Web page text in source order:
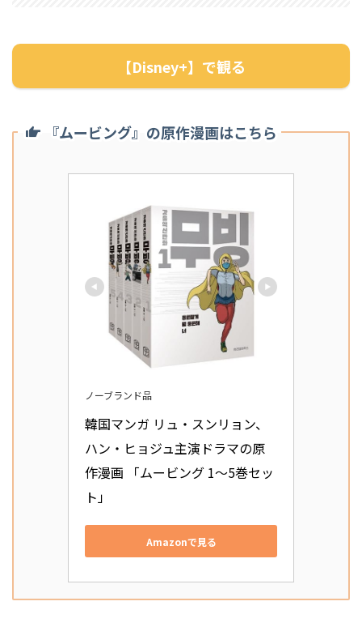
【Disney+】で観る
『ムービング』の原作漫画はこちら
ノーブランド品
韓国マンガ リュ・スンリョン、
ハン・ヒョジュ主演ドラマの原
作漫画 「ムービング 1～5巻セッ
ト」
Amazonで見る